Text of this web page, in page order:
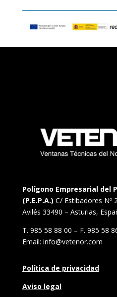
Polígono Empresarial del
(P.E.P.A.) C/ Estibadores Nº
Avilés 33490 – Asturias,
T. 985 58 88 00 – F. 985 58
Email: info@vetenor.com
Política de privacidad
Aviso legal